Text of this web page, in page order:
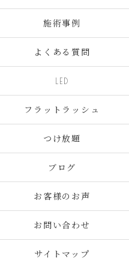
施術事例
よくある質問
LED
フラットラッシュ
つけ放題
ブログ
お客様のお声
お問い合わせ
サイトマップ